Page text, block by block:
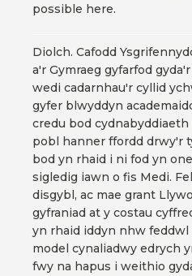
possible here.
Diolch. Cafodd
a'r Gymraeg gyfarfod
wedi cadarnhau'r cyllid
gyfer blwyddyn
credu bod
pobl hanner ffordd drwy'r
bod yn rhaid i ni fod yn
sigledig iawn o fis Medi.
disgybl, ac mae grant
gyfraniad at y costau
yn rhaid iddyn nhw feddwl
model cynaliadwy edrych
fwy na hapus i weithio